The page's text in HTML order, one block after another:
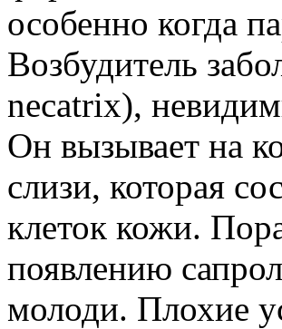
особенно когда
Возбудитель
necatrix),
Он вызывает на
слизи, которая
клеток кожи.
появлению
молоди. Плохие